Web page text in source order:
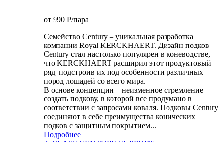
от 990 P/пара
Семейство Century – уникальная разработка
компании Royal KERCKHAERT. Дизайн подков
Century стал настолько популярен в коневодстве,
что KERCKHAERT расширил этот продуктовый
ряд, подстроив их под особенности различных
пород лошадей со всего мира.
В основе концепции – неизменное стремление
создать подкову, в которой все продумано в
соответствии с запросами коваля. Подковы Century
cоединяют в себе преимущества конических
подков с защитным покрытием...
Подробнее